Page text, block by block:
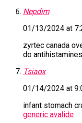
Nepdim
01/13/2024 at
zyrtec canada
do
Tsiaox
01/14/2024 at
infant stomach
generic avalide